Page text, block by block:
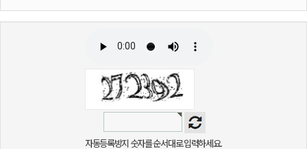
자동등록방지 숫자를 순서대로 입력하세요.